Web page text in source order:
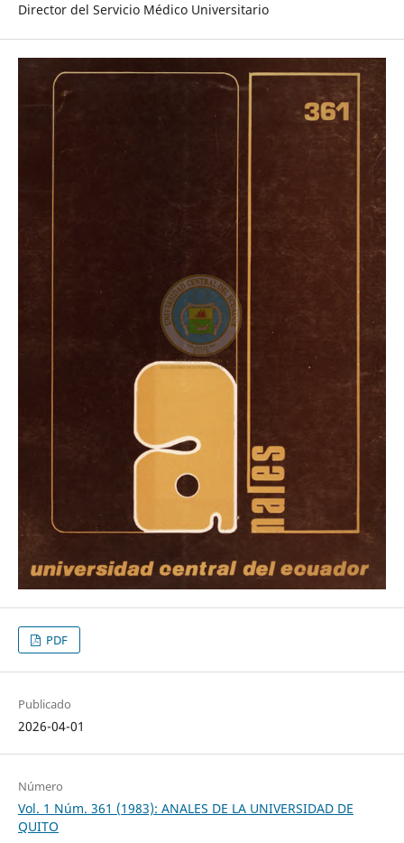
Director del Servicio Médico Universitario
PDF
Publicado
2026-04-01
Número
Vol. 1 Núm. 361 (1983): ANALES DE LA UNIVERSIDAD DE
QUITO